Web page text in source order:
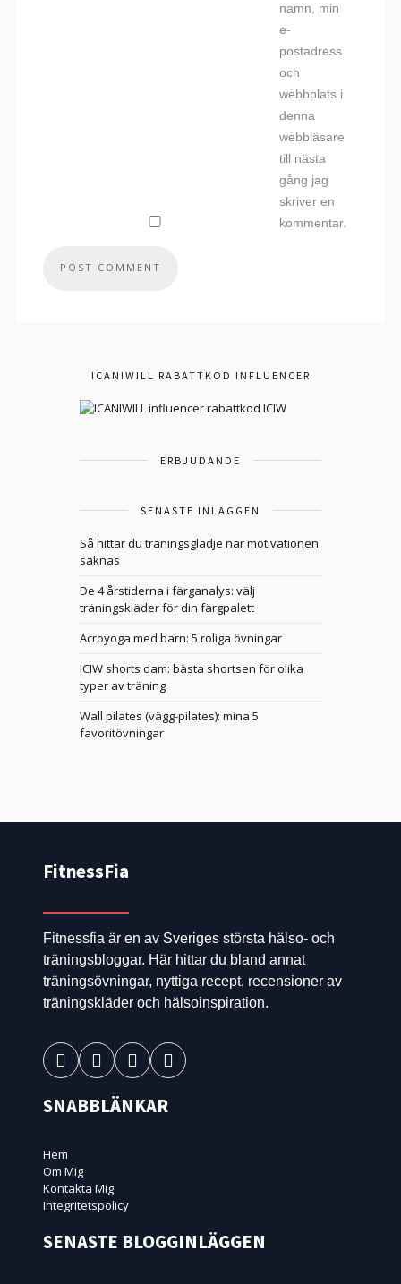
namn, min
e-
postadress
och
webbplats i
denna
webbläsare
till nästa
gång jag
skriver en
kommentar.
ICANIWILL RABATTKOD INFLUENCER
ERBJUDANDE
SENASTE INLÄGGEN
Så hittar du träningsglädje när motivationen
saknas
De 4 årstiderna i färganalys: välj
träningskläder för din färgpalett
Acroyoga med barn: 5 roliga övningar
ICIW shorts dam: bästa shortsen för olika
typer av träning
Wall pilates (vägg-pilates): mina 5
favoritövningar
FitnessFia
Fitnessfia är en av Sveriges största hälso- och
träningsbloggar. Här hittar du bland annat
träningsövningar, nyttiga recept, recensioner av
träningskläder och hälsoinspiration.
SNABBLÄNKAR
Hem
Om Mig
Kontakta Mig
Integritetspolicy
SENASTE BLOGGINLÄGGEN